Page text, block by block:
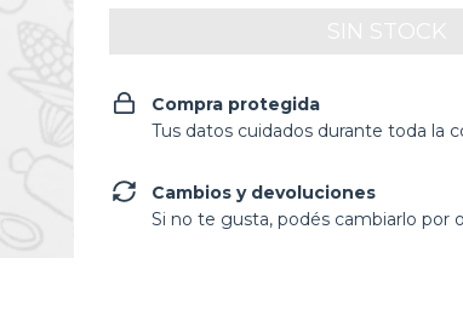
Compra protegida
Tus datos cuidados durante toda la
Cambios y devoluciones
Si no te gusta, podés cambiarlo por